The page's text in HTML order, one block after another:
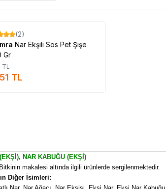
(2)
Nar Ekşili Sos Pet Şişe
Gr
TL
TL
NAR KABUĞU (EKŞİ)
makalesi altında ilgili ürünlerde sergilenmektedir.
Diğer İsimleri: